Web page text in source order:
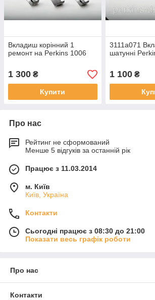
Вкладиш корінний 1
ремонт на Perkins 1006
1 300 ₴
Купити
3111a071
шатунні
1 100₴
Про нас
Рейтинг не сформований
Менше 5 відгуків за останній рік
Працює з 11.03.2014
м. Київ
Київ, Україна
Контакти
Сьогодні працює з 08:30 до 21:00
Показати весь графік роботи
Про нас
Контакти